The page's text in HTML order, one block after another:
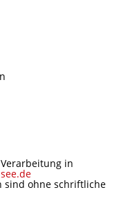
in
sind ohne schriftliche